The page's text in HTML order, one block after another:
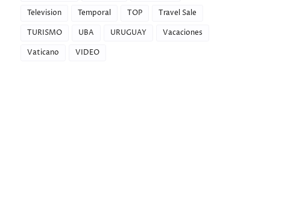
Television
Temporal TOP
Travel Sale
TURISMO
UBA URUGUAY
Vacaciones
Vaticano
VIDEO